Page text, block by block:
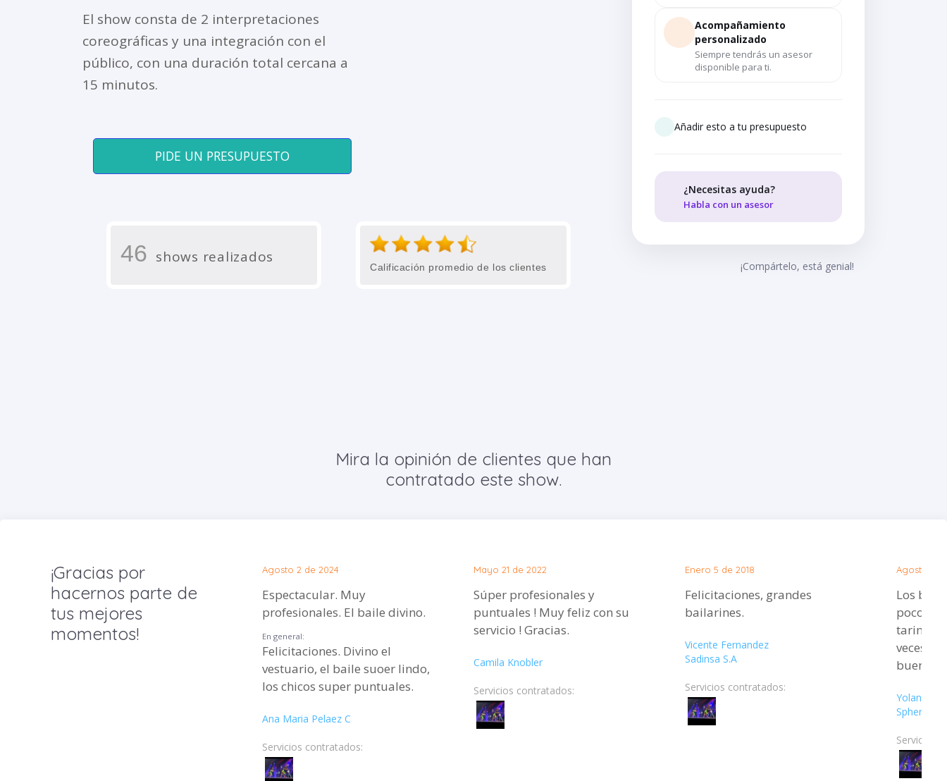
Acompañamiento
personalizado
Siempre tendrás un asesor
disponible para ti.
Añadir esto a tu presupuesto
¿Necesitas ayuda?
Habla con un asesor
¡Compártelo, está genial!
El show consta de 2 interpretaciones
coreográficas y una integración con el
público, con una duración total cercana a
15 minutos.
PIDE UN PRESUPUESTO
46 shows realizados
Calificación promedio de los clientes
Mira la opinión de clientes que han
contratado este show.
¡Gracias por
hacernos parte de
tus mejores
momentos!
Agosto 2 de 2024
Espectacular. Muy
profesionales. El baile divino.
En general:
Felicitaciones. Divino el
vestuario, el baile suoer lindo,
los chicos super puntuales.
Ana Maria Pelaez C
Servicios contratados:
Mayo 21 de 2022
Súper profesionales y
puntuales ! Muy feliz con su
servicio ! Gracias.
Camila Knobler
Servicios contratados:
Enero 5 de 2018
Felicitaciones, grandes
bailarines.
Vicente Fernandez
Sadinsa S.A
Servicios contratados:
Agosto 30
Los
poco de
tarima y
veces.
bueno.
Yolanda
Sphera
Servicios